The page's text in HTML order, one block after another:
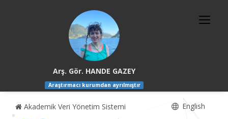
Arş. Gör. HANDE GAZEY
Araştırmacı kurumdan ayrılmıştır
Akademik Veri Yönetim Sistemi English